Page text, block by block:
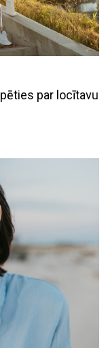
par locītavu